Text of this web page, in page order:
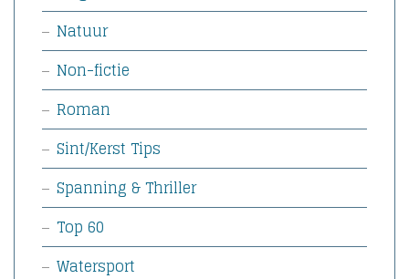
Natuur
Non-fictie
Roman
Sint/Kerst Tips
Spanning & Thriller
Top 60
Watersport